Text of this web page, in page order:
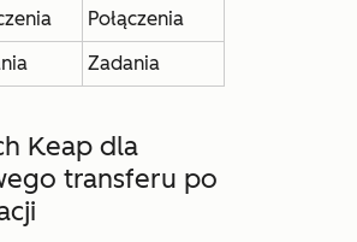
Połączenia
Zadania
Keap dla
transferu po